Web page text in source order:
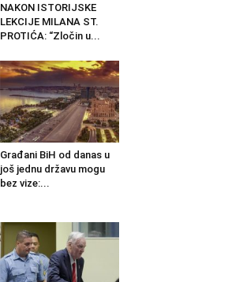
NAKON ISTORIJSKE
LEKCIJE MILANA ST.
PROTIĆA: “Zločin u...
Građani BiH od danas u
još jednu državu mogu
bez vize:...